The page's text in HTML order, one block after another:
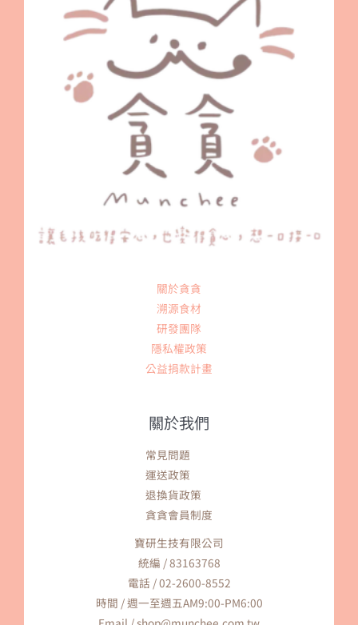
關於貪貪
溯源食材
研發團隊
隱私權政策
公益捐款計畫
關於我們
常見問題
運送政策
退換貨政策
貪貪會員制度
寶研生技有限公司
統編 / 83163768
電話 / 02-2600-8552
時間 / 週一至週五AM9:00-PM6:00